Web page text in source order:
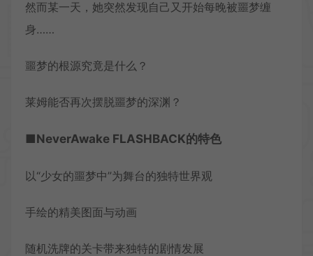
然而某一天，她突然发现自己又开始每晚被噩梦缠
身……
噩梦的根源究竟是什么？
莱姆能否再次摆脱噩梦的深渊？
■NeverAwake FLASHBACK的特色
以“少女的噩梦中”为舞台的独特世界观
手绘的精美图面与动画
随机洗牌的关卡带来独特的剧情发展